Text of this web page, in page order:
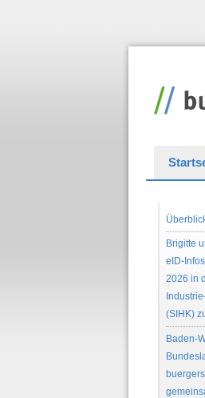
Brigitte
eID-
2026 in
(SIHK)
Baden-